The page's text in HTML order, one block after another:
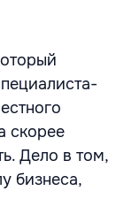
скорее
Дело в том,
бизнеса,